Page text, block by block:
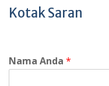
Kotak Saran
Nama Anda *